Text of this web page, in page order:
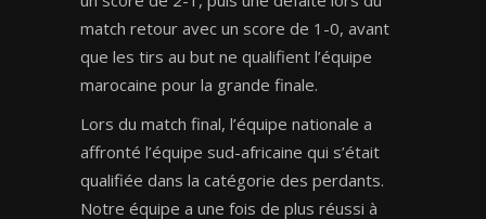
match retour avec un score de 1-0, avant
que les tirs au but ne qualifient l’équipe
marocaine pour la grande finale.
Lors du match final, l’équipe nationale a
affronté l’équipe sud-africaine qui s’était
qualifiée dans la catégorie des perdants.
Notre équipe a une fois de plus réussi à